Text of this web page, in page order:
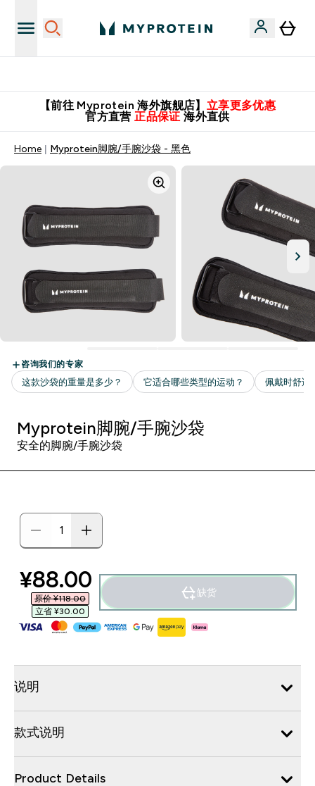
【前往 Myprotein 海外旗舰店】 立享更多优惠
官方直营 正品保证 海外直供
Home Myprotein脚腕/手腕沙袋 - 黑色
Myprotein脚腕/手腕沙袋
安全的脚腕/手腕沙袋
discounted price
¥88.00‎
原价 ¥118.00‎
立省 ¥30.00‎
缺货
说明
款式说明
Product Details